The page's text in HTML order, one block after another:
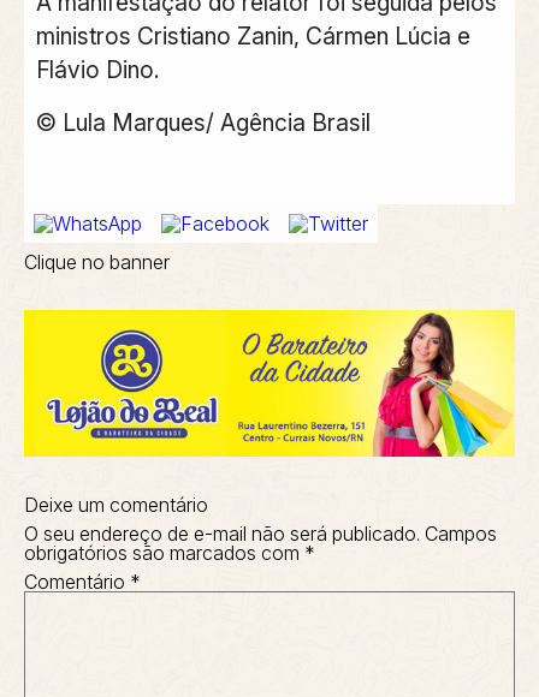
ministros Cristiano Zanin, Cármen Lúcia e
Flávio Dino.
© Lula Marques/ Agência Brasil
Clique no banner
Deixe um comentário
O seu endereço de e-mail não será publicado. Campos
obrigatórios são marcados com *
Comentário *